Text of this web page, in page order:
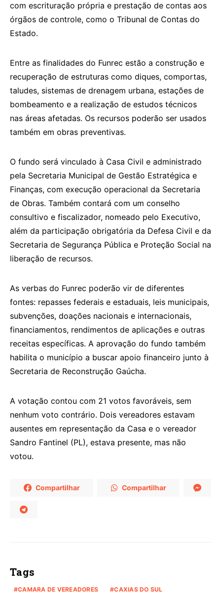
com escrituração própria e prestação de contas aos
órgãos de controle, como o Tribunal de Contas do
Estado.
Entre as finalidades do Funrec estão a construção e
recuperação de estruturas como diques, comportas,
taludes, sistemas de drenagem urbana, estações de
bombeamento e a realização de estudos técnicos
nas áreas afetadas. Os recursos poderão ser usados
também em obras preventivas.
O fundo será vinculado à Casa Civil e administrado
pela Secretaria Municipal de Gestão Estratégica e
Finanças, com execução operacional da Secretaria
de Obras. Também contará com um conselho
consultivo e fiscalizador, nomeado pelo Executivo,
além da participação obrigatória da Defesa Civil e da
Secretaria de Segurança Pública e Proteção Social na
liberação de recursos.
As verbas do Funrec poderão vir de diferentes
fontes: repasses federais e estaduais, leis municipais,
subvenções, doações nacionais e internacionais,
financiamentos, rendimentos de aplicações e outras
receitas específicas. A aprovação do fundo também
habilita o município a buscar apoio financeiro junto à
Secretaria de Reconstrução Gaúcha.
A votação contou com 21 votos favoráveis, sem
nenhum voto contrário. Dois vereadores estavam
ausentes em representação da Casa e o vereador
Sandro Fantinel (PL), estava presente, mas não
votou.
Compartilhar Compartilhar
Tags
CAMARA DE VEREADORES
CAXIAS DO SUL